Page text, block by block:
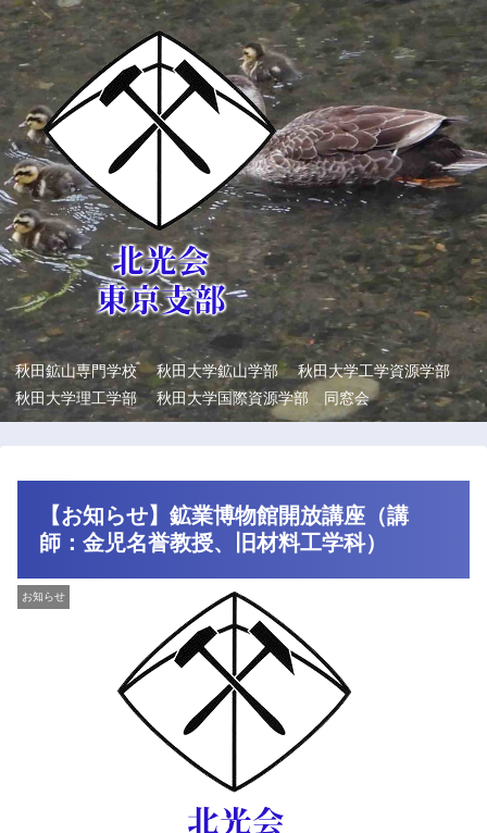
秋田鉱山専門学校 秋田大学鉱山学部 秋田大学工学資源学部
秋田大学理工学部 秋田大学国際資源学部 同窓会
【お知らせ】鉱業博物館開放講座（講
師：金児名誉教授、旧材料工学科）
お知らせ